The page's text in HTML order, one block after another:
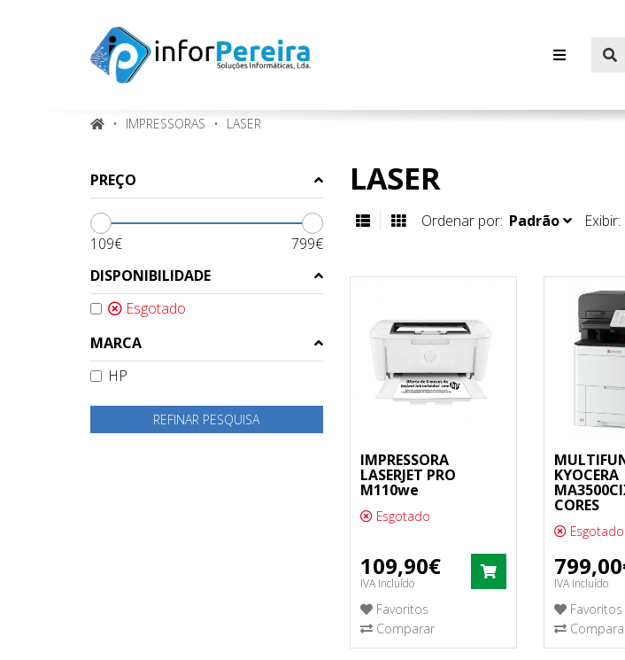
IMPRESSORAS LASER
PREÇO
109€
799€
DISPONIBILIDADE
Esgotado
MARCA
HP
REFINAR PESQUISA
LASER
Ordenar por: Padrão Exibir:
IMPRESSORA
LASERJET PRO
M110we
Esgotado
109,90€
IVA Incluído
COMPRAR
Favoritos
Comparar
KYOCERA
CORES
Esgotado
IVA Incluído
Favoritos